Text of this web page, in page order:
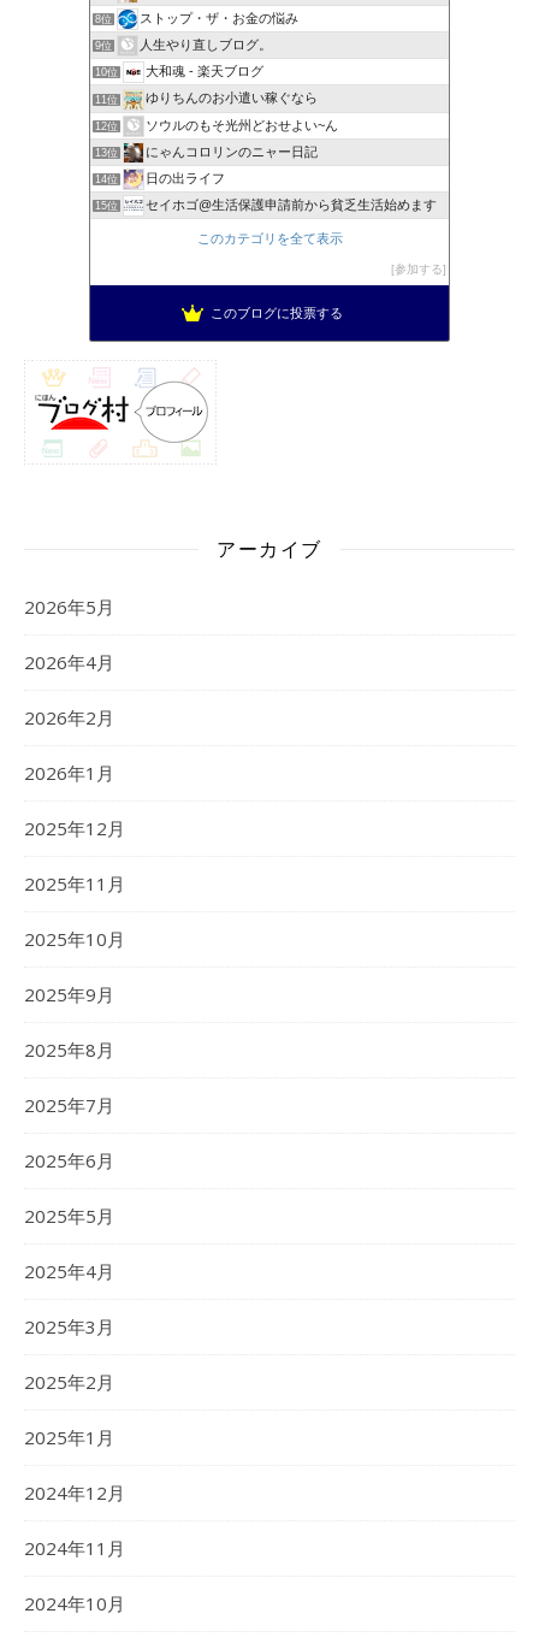
8位 ストップ・ザ・お金の悩み
9位 人生やり直しブログ。
10位 大和魂 - 楽天ブログ
11位 ゆりちんのお小遣い稼ぐなら
12位 ソウルのもそ光州どおせよい~ん
13位 にゃんコロリンのニャー日記
14位 日の出ライフ
15位 セイホゴ@生活保護申請前から貧乏生活始めます
このカテゴリを全て表示
参加する
このブログに投票する
アーカイブ
2026年5月
2026年4月
2026年2月
2026年1月
2025年12月
2025年11月
2025年10月
2025年9月
2025年8月
2025年7月
2025年6月
2025年5月
2025年4月
2025年3月
2025年2月
2025年1月
2024年12月
2024年11月
2024年10月